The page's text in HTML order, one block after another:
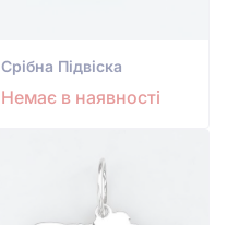
Срiбна Підвіска
Немає в наявності